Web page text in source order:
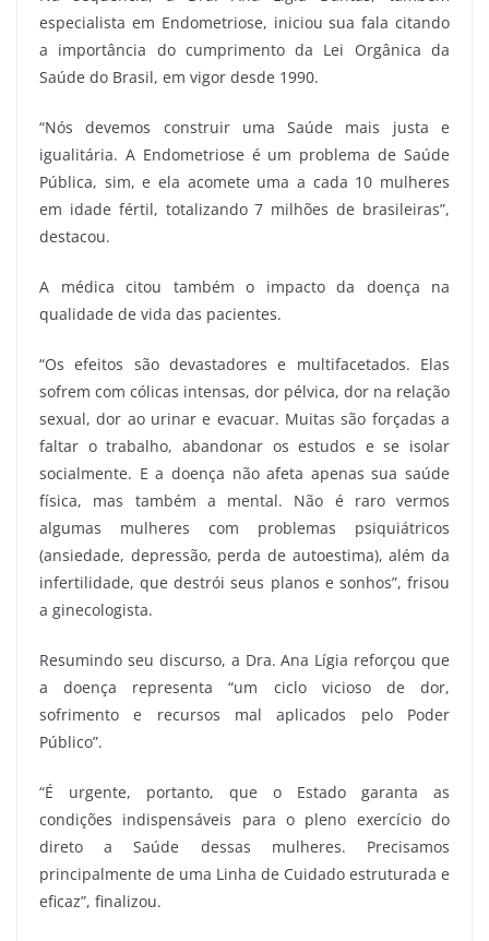
especialista em Endometriose, iniciou sua fala citando
a importância do cumprimento da Lei Orgânica da
Saúde do Brasil, em vigor desde 1990.
“Nós devemos construir uma Saúde mais justa e
igualitária. A Endometriose é um problema de Saúde
Pública, sim, e ela acomete uma a cada 10 mulheres
em idade fértil, totalizando 7 milhões de brasileiras”,
destacou.
A médica citou também o impacto da doença na
qualidade de vida das pacientes.
“Os efeitos são devastadores e multifacetados. Elas
sofrem com cólicas intensas, dor pélvica, dor na relação
sexual, dor ao urinar e evacuar. Muitas são forçadas a
faltar o trabalho, abandonar os estudos e se isolar
socialmente. E a doença não afeta apenas sua saúde
física, mas também a mental. Não é raro vermos
algumas mulheres com problemas psiquiátricos
(ansiedade, depressão, perda de autoestima), além da
infertilidade, que destrói seus planos e sonhos”, frisou
a ginecologista.
Resumindo seu discurso, a Dra. Ana Lígia reforçou que
a doença representa “um ciclo vicioso de dor,
sofrimento e recursos mal aplicados pelo Poder
Público”.
“É urgente, portanto, que o Estado garanta as
condições indispensáveis para o pleno exercício do
direto a Saúde dessas mulheres. Precisamos
principalmente de uma Linha de Cuidado estruturada e
eficaz”, finalizou.